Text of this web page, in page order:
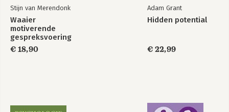
Stijn van Merendonk
Waaier
motiverende
gespreksvoering
€ 18,90
Adam Grant
Hidden potential
€ 22,99